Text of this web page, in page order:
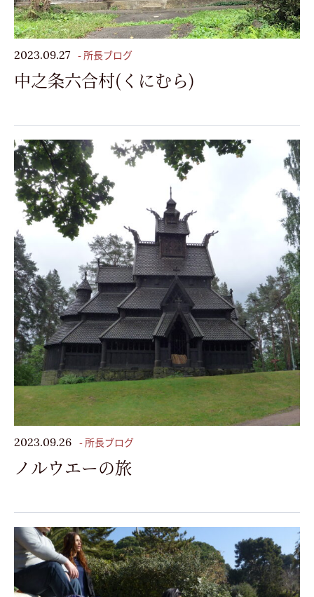
2023.09.27 - 所長ブログ
中之条六合村(くにむら)
2023.09.26 - 所長ブログ
ノルウエーの旅